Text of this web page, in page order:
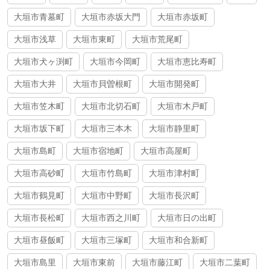
大垣市青墓町 大垣市赤坂大門 大垣市赤坂町
大垣市浅草 大垣市東町 大垣市荒尾町
大垣市犬ヶ渕町 大垣市今岡町 大垣市恵比寿町
大垣市大井 大垣市貝曽根町 大垣市開発町
大垣市笠木町 大垣市北切石町 大垣市木戸町
大垣市坂下町 大垣市三本木 大垣市静里町
大垣市島町 大垣市宿地町 大垣市高屋町
大垣市高砂町 大垣市竹島町 大垣市津村町
大垣市鶴見町 大垣市中野町 大垣市長沢町
大垣市長松町 大垣市西之川町 大垣市日の出町
大垣市昼飯町 大垣市三塚町 大垣市和合新町
大垣市島里 大垣市東前 大垣市藤江町 大垣市二葉町